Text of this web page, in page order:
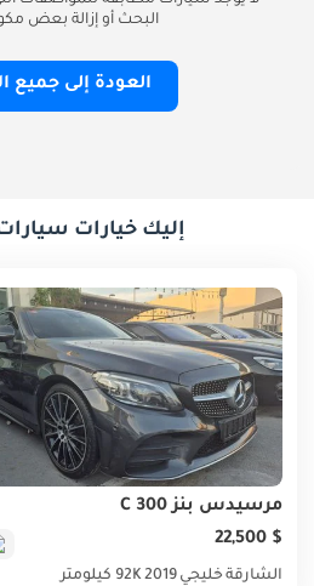
البحث أو إزالة بعض
العودة إلى جميع
إليك خيارات
مرسيدس بنز C 300
$ 22,500
الشارقة خليجي 201992K كيلومتر